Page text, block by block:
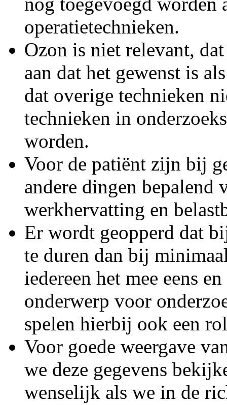
operatietechnieken.
Ozon is niet relevant,
aan dat het gewenst is
dat overige technieken
technieken in
worden.
Voor de patiënt zijn bij
andere dingen bepalend
werkhervatting en
Er wordt geopperd dat
te duren dan bij
iedereen het mee eens
onderwerp voor
spelen hierbij ook een
Voor goede weergave
we deze gegevens
wenselijk als we in de